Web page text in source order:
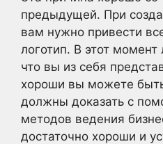
предыдущей. При
вам нужно привести
логотип. В этот момент
что вы из себя
хороши вы можете
должны доказать с
методов ведения
достаточно хороши и